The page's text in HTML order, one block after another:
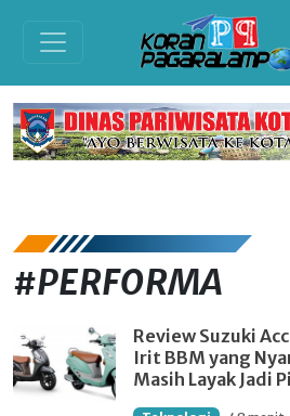
#PERFORMA
Review Suzuki
Irit BBM yang
Masih Layak Jadi